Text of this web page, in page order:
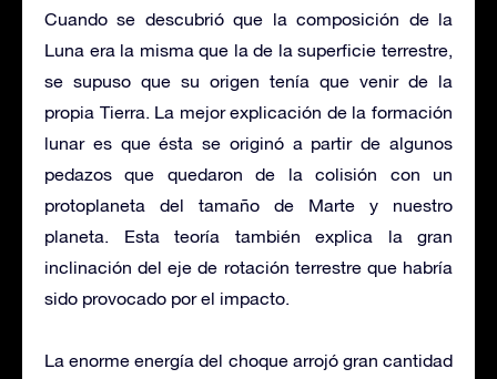
Cuando se descubrió que la composición de la
Luna era la misma que la de la superficie terrestre,
se supuso que su origen tenía que venir de la
propia Tierra. La mejor explicación de la formación
lunar es que ésta se originó a partir de algunos
pedazos que quedaron de la colisión con un
protoplaneta del tamaño de Marte y nuestro
planeta. Esta teoría también explica la gran
inclinación del eje de rotación terrestre que habría
sido provocado por el impacto.
La enorme energía del choque arrojó gran cantidad